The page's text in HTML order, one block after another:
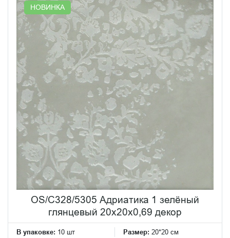
НОВИНКА
OS/C328/5305 Адриатика 1 зелёный
глянцевый 20x20x0,69 декор
В упаковке: 10 шт Размер: 20*20 см